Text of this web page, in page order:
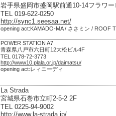
岩手県盛岡市盛岡駅前通10-14フラワ
TEL 019-622-0250
http://sync1.seesaa.net/
opening act:KAMADO-MA / ささミン / ROOF
POWER STATION A7
青森県八戸市六日町12大松ビル4F
TEL 0178-72-3773
http://www10.plala.or.jp/daimatsu/
opening act:レィニーディ
La Strada
宮城県石巻市立町2-5-2 2F
TEL 0225-94-9002
http://www.la-strada.jp/